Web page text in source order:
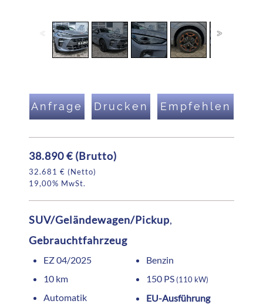
Anfrage Drucken Empfehlen
38.890 € (Brutto)
32.681 € (Netto)
19,00% MwSt.
SUV/Geländewagen/Pickup,
Gebrauchtfahrzeug
EZ 04/2025
10 km
Automatik
Benzin
150 PS (110 kW)
EU-Ausführung